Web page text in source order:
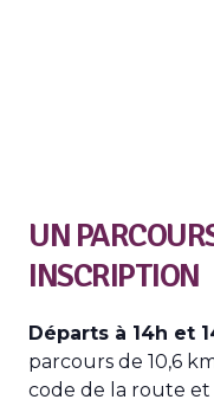
UN
INSCRIPTION
Départs à 14h et
parcours de 10,6
code de la route